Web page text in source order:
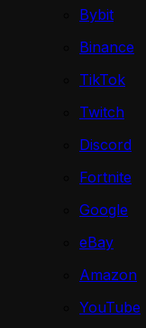
Bybit
Binance
TikTok
Twitch
Discord
Fortnite
Google
eBay
Amazon
YouTube